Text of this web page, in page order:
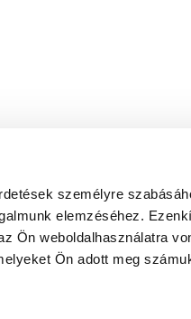
személyre
elemzéséhez.
Ön weboldalhasználatra
Ön adott meg